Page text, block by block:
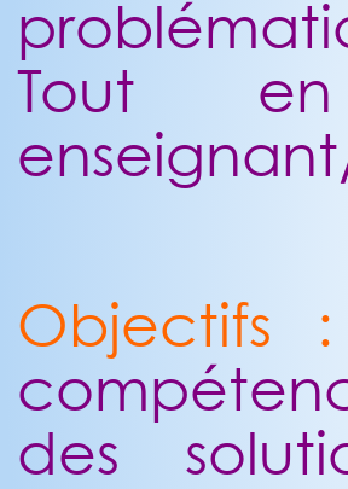
Tout
Objectifs :
des